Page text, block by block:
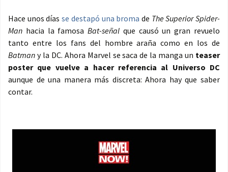
Hace unos díasse destapó una broma de The Superior Spider-
Man hacia la famosaBat-señal que causó un gran revuelo
tanto entre los fans del hombre araña como en los de
Batman y la DC. Ahora Marvel se saca de la manga un teaser
poster que vuelve a hacer referencia al Universo DC
aunque de una manera más discreta: Ahora hay que saber
contar.